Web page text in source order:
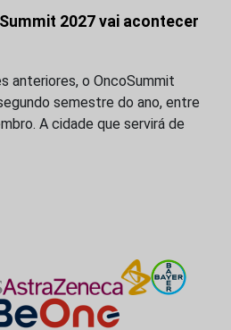
2027 vai acontecer
anteriores, o OncoSummit
semestre do ano, entre
A cidade que servirá de